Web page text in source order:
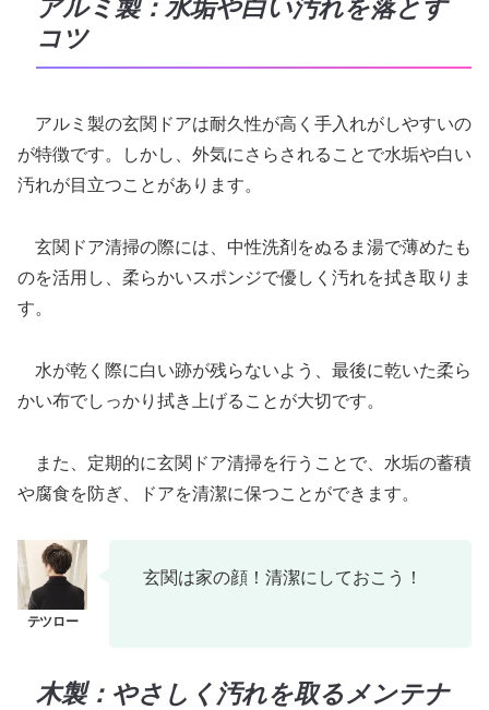
アルミ製：水垢や白い汚れを落とす
コツ
アルミ製の玄関ドアは耐久性が高く手入れがしやすいの
が特徴です。しかし、外気にさらされることで水垢や白い
汚れが目立つことがあります。
玄関ドア清掃の際には、中性洗剤をぬるま湯で薄めたも
のを活用し、柔らかいスポンジで優しく汚れを拭き取りま
す。
水が乾く際に白い跡が残らないよう、最後に乾いた柔ら
かい布でしっかり拭き上げることが大切です。
また、定期的に玄関ドア清掃を行うことで、水垢の蓄積
や腐食を防ぎ、ドアを清潔に保つことができます。
玄関は家の顔！清潔にしておこう！
木製：やさしく汚れを取るメンテナ